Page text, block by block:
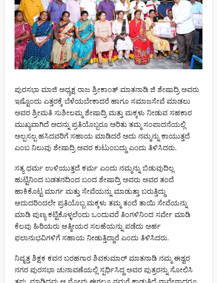
ಮಹಿಳಾ ಅವಮಾನಕ್ಕೆ ಸ್ಥಾನವಿಲ್ಲ ಪಪ್ಪು ಯಾದವ್ ವಿರುದ್ಧ ಬಿಜೆಪಿ ಮಹಿಳಾ
ಮೋರ್ಚಾ ಆಕ್ರೋಶ
ಸಾಲಿಗ್ರಾಮದಲ್ಲಿ ಶ್ರೀ ಯೋಗ ನರಸಿಂಹಸ್ವಾಮಿ ಬ್ರಹ್ಮರಥೋತ್ಸವ ಭಕ್ತಿ ಸಂಭ್ರಮದ
ಮನಸ್ಸಿಲ್ಲದೆ ಮದುವೆಯಾದ ಗಂಡನ ಬಿಟ್ಟು ಪ್ರೇಮಿಯೊಂದಿಗೆ ಹೋದ ಮಗಳು;
ವಾಪಸ್ ಕರೆತಂದು ವಿಷವುಣಿಸಿ ಸುಟ್ಟು ಹಾಕಿದ ಅಪ್ಪ!
HOME NEWS
“ಮಹಿಳಾ ಮೀಸಲಾತಿ ಬಗ್ಗೆ ನಿಮ್ಮ ನಿಲುವು ಏನು?” ಮೋದಿ ಕೇಳಿದ
ಗುಟ್ಟು ಬಿಚ್ಚಿಟ್ಟ ಸಿಎಂ ಸಿದ್ದರಾಮಯ್ಯ :
ಪುರಸಭಾ ಮಾಜಿ ಅಧ್ಯಕ್ಷ ರಾಜ ಶ್ರೀಕಾಂತ್ ಮಾತನಾಡಿ ಜಿ ಶೇಷಾದ್ರಿ ಅವರು
ಇಷ್ಟೊಂದು ಎತ್ತರಕ್ಕೆ ಬೆಳೆಯಬೇಕಾದರೆ ಹಾಗೂ ಸಮಾಜಸೇವೆ ಮಾಡಲು
ಅವರ ಶ್ರೀಮತಿ ಸುಶೀಲಮ್ಮ ಶೇಷಾದ್ರಿ ಮತ್ತು ಮಕ್ಕಳು ನೀಡುವ ಸಹಕಾರ
ಮುಖ್ಯವಾಗಿದೆ ಅದನ್ನು ಪ್ರತಿಯೊಬ್ಬರೂ ಅರಿತು ತಮ್ಮ ಸಂಪಾದನೆಯಲ್ಲಿ
ಅಲ್ಪಸಲ್ಪ ಹಸಿದವರಿಗೆ ಸಹಾಯ ಮಾಡಿದರೆ ಅದು ನಮ್ಮನ್ನು ಕಾಯುತ್ತದೆ
ಎಂಬ ನಿಲುವು ಶೇಷಾದ್ರಿ ಅವರ ಕುಟುಂಬದ್ದು ಎಂದು ತಿಳಿಸಿದರು.
ಸತ್ಯ ಧರ್ಮ ಉಳಿಯುತ್ತದೆ ಕರ್ಮ ಎಂದು ನಮ್ಮನ್ನು ಬಿಡುವುದಿಲ್ಲ
ಹುಟ್ಟಿನಿಂದ ಬಡತನದಿಂದ ಬಂದ ಶೇಷಾದ್ರಿ ಅವರು ಅವರ ತಂದೆ
ಹಾಕಿಕೊಟ್ಟ ಮಾರ್ಗ ಮತ್ತು ಸೇವೆಯನ್ನು ಮಾಡುತ್ತಾ ಬರುತ್ತಿದ್ದು
ಆದುದರಿಂದಲೇ ಪ್ರತಿಯೊಬ್ಬ ಮಕ್ಕಳು ತಮ್ಮ ತಂದೆ ತಾಯಿ ಸೇವೆಯನ್ನು
ಮಾಡಿ ಪುಣ್ಯ ಕಟ್ಟಿಕೊಳ್ಳಲೆಂದು ಒಂದುವರೆ ತಿಂಗಳಿನಿಂದ ಸರ್ವೇ ಮಾಡಿ
ಕೆಲವು ಹಿರಿಯರು ಆತ್ಮೀಯರ ಸಲಹೆಯನ್ನು ಪಡೆದು ಅರ್ಹ
ಫಲಾನುಭವಿಗಳಿಗೆ ಸಹಾಯ ನೀಡುತ್ತಿದ್ದಾರೆ ಎಂದು ತಿಳಿಸಿದರು.
ನಿವೃತ್ತ ಶಿಕ್ಷಕ ಕವನ ಬರಹಗಾರ ಶಿವಕುಮಾರ್ ಮಾತನಾಡಿ ನಮ್ಮ ಈಶ್ವರ
ನಗರ ಪುರಸಭಾ ಚುನಾವಣೆಯಲ್ಲಿ ಸ್ಪರ್ಧಿಸಿದ್ದ ಅವರ ಪುತ್ರರನ್ನು ಸೋಲಿಸಿ
ತಪ್ಪು ಮಾಡಿದವು ಆ ನೋವು ಈಗಲೂ ನಮಗೆ ಕಾಡುತ್ತಿದೆ ನಾವೇನಾದರೂ